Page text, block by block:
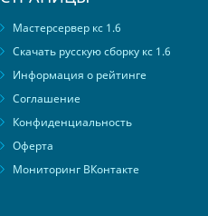
Мастерсервер кс 1.6
Скачать русскую сборку кс 1.6
Информация о рейтинге
Соглашение
Конфиденциальность
Оферта
Мониторинг ВКонтакте